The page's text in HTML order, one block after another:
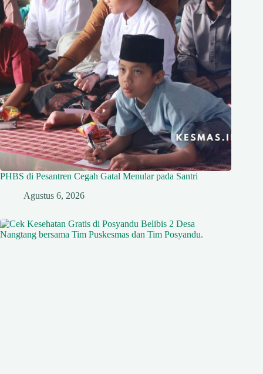
PHBS di Pesantren Cegah Gatal Menular pada Santri
Agustus 6, 2026